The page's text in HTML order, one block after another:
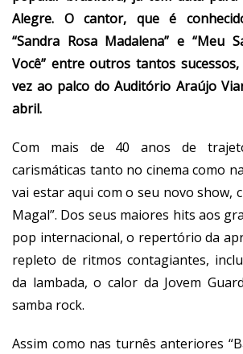
Alegre. O cantor, que é
“Sandra Rosa Madalena” e “Meu
Você” entre outros tantos
vez ao palco do Auditório Araújo
abril.
Com mais de 40 anos de
carismáticas tanto no cinema como
vai estar aqui com o seu novo show,
Magal”. Dos seus maiores hits aos
pop internacional, o repertório da
repleto de ritmos contagiantes,
da lambada, o calor da Jovem
samba rock.
Assim como nas turnês anteriores